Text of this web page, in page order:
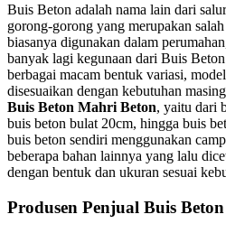
Buis Beton adalah nama lain dari
gorong-gorong yang merupakan
biasanya digunakan dalam
banyak lagi kegunaan dari Buis
berbagai macam bentuk variasi,
disesuaikan dengan kebutuhan
Buis Beton Mahri Beton, yaitu dari
buis beton bulat 20cm, hingga buis
buis beton sendiri menggunakan
beberapa bahan lainnya yang lalu
dengan bentuk dan ukuran sesuai
Produsen Penjual Buis